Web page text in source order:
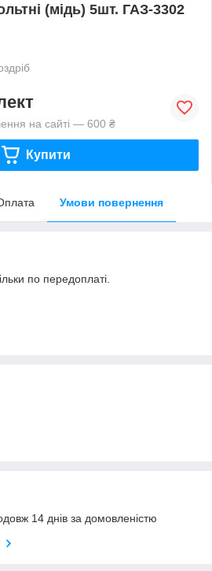
(мідь) 5шт. ГАЗ-3302
на сайті — 600 ₴
Купити
Умови повернення
по передоплаті.
14 днів за домовленістю